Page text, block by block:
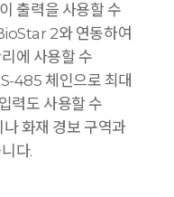
출력을 사용할 수
2와 연동하여
에 사용할 수
485 체인으로 최대
력도 사용할 수
화재 경보 구역과
다.